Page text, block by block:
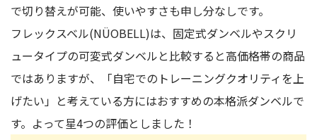
で切り替えが可能、使いやすさも申し分なしです。
フレックスベル(NÜOBELL)は、固定式ダンベルやスクリ
ュータイプの可変式ダンベルと比較すると高価格帯の商品
ではありますが、「自宅でのトレーニングクオリティを上
げたい」と考えている方にはおすすめの本格派ダンベルで
す。よって星4つの評価としました！